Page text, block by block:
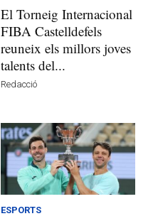
El Torneig Internacional
FIBA Castelldefels
reuneix els millors joves
talents del...
Redacció
ESPORTS